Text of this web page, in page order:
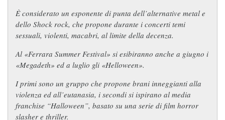
È considerato un esponente di punta dell’alternative metal e
dello Shock rock, che propone durante i concerti temi
sessuali, violenti, macabri, al limite della decenza.
Al «Ferrara Summer Festival» si esibiranno anche a giugno i
«Megadeth» ed a luglio gli «Helloween».
I primi sono un gruppo che propone brani inneggianti alla
violenza ed all’eutanasia, i secondi si ispirano al media
franchise “Halloween”, basato su una serie di film horror
slasher e thriller.